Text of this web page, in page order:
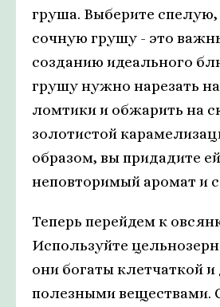
груша. Выберите
сочную грушу - это
созданию идеального
грушу нужно нарезать
ломтики и обжарить на
золотистой
образом, вы придадите ей
неповторимый аромат и
Теперь перейдем к
Используйте
они богаты клетчаткой
полезными веществами.